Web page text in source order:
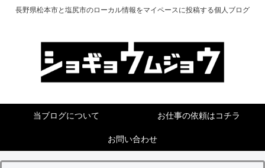
長野県松本市と塩尻市のローカル情報をマイペースに投稿する個人ブログ
当ブログについて お仕事の依頼はコチラ
お問い合わせ